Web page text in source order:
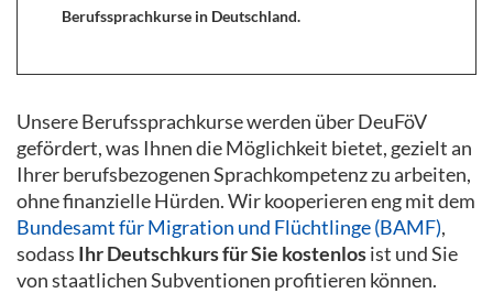
Berufssprachkurse in Deutschland.
Unsere Berufssprachkurse werden über DeuFöV
gefördert, was Ihnen die Möglichkeit bietet, gezielt an
Ihrer berufsbezogenen Sprachkompetenz zu arbeiten,
ohne finanzielle Hürden. Wir kooperieren eng mit dem
Bundesamt für Migration und Flüchtlinge (BAMF),
sodass Ihr Deutschkurs für Sie kostenlosist und Sie
von staatlichen Subventionen profitieren können.